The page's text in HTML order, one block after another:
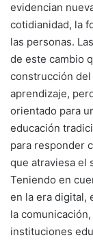
evidencian
cotidianidad, la
las personas.
de este cambio
construcción
aprendizaje,
orientado para
educación
para responder
que atraviesa el
Teniendo en
en la era digital,
la
instituciones